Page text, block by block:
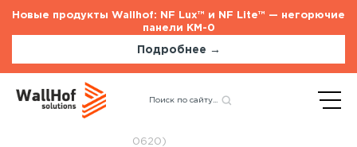
Новые продукты Wallhof: NF Lux™ и NF Lite™ — негорючие
панели КМ-0
Подробнее →
Назад
Стеновые панели
0620)